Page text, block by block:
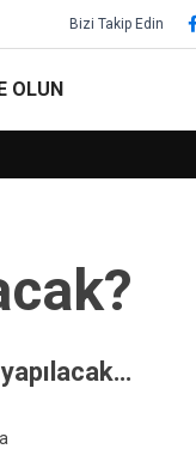
Bizi Takip Edin
OLUN